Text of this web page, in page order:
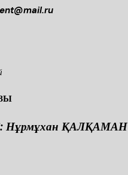
Нұрмұхан ҚАЛҚАМАН